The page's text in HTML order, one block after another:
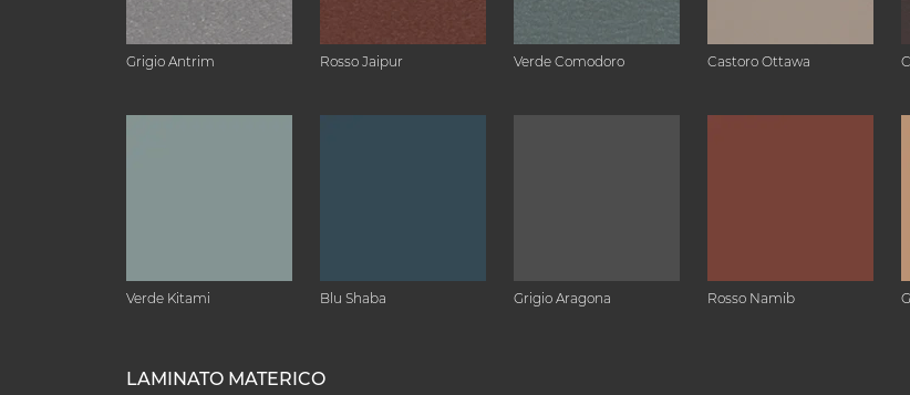
Grigio Antrim Rosso Jaipur Verde Comodoro Castoro Ottawa
Verde Kitami Blu Shaba Grigio Aragona Rosso Namib
LAMINATO MATERICO